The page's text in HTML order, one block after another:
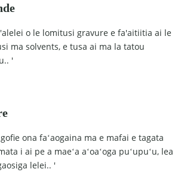
o le lomitusi gravure e fa'aitiitia ai le
ma solvents, e tusa ai ma la tatou
'
ona faʻaogaina ma e mafai e tagata
i ai pe a maeʻa aʻoaʻoga puʻupuʻu, lea
lelei.. '